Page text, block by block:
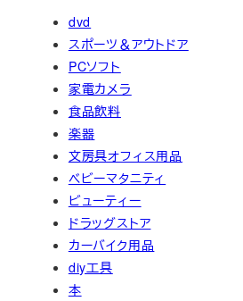
dvd
スポーツ＆アウトドア
PCソフト
家電カメラ
食品飲料
楽器
文房具オフィス用品
ベビーマタニティ
ビューティー
ドラッグストア
カーバイク用品
diy工具
本